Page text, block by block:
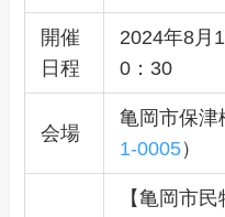
開催
日程
2024年8月
0：30
会場
亀岡市保津
1-0005）
【亀岡市民